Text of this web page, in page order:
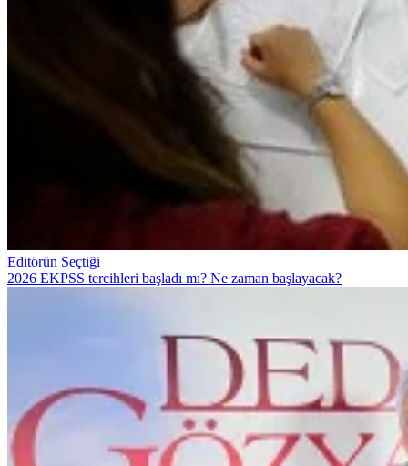
Editörün Seçtiği
2026 EKPSS tercihleri başladı mı? Ne zaman başlayacak?